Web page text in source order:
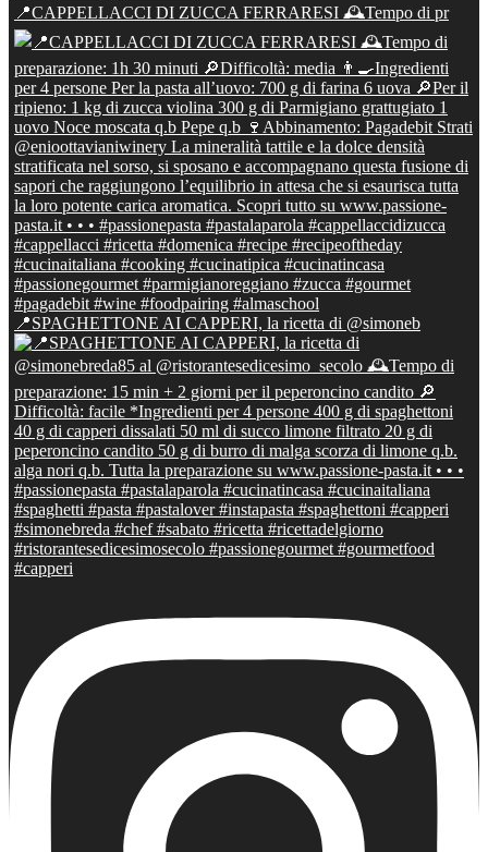
📍CAPPELLACCI DI ZUCCA FERRARESI 🕰Tempo di pr
📍SPAGHETTONE AI CAPPERI, la ricetta di @simoneb